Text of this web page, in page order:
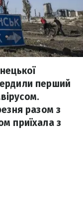
перший
разом з
приїхала з